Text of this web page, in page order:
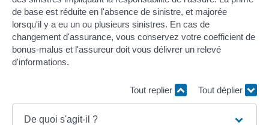
de base est réduite en l'absence de sinistre, et majorée
lorsqu'il y a eu un ou plusieurs sinistres. En cas de
changement d'assurance, vous conservez votre coefficient de
bonus-malus et l'assureur doit vous délivrer un relevé
d'informations.
Tout replier Tout déplier
De quoi s'agit-il ?